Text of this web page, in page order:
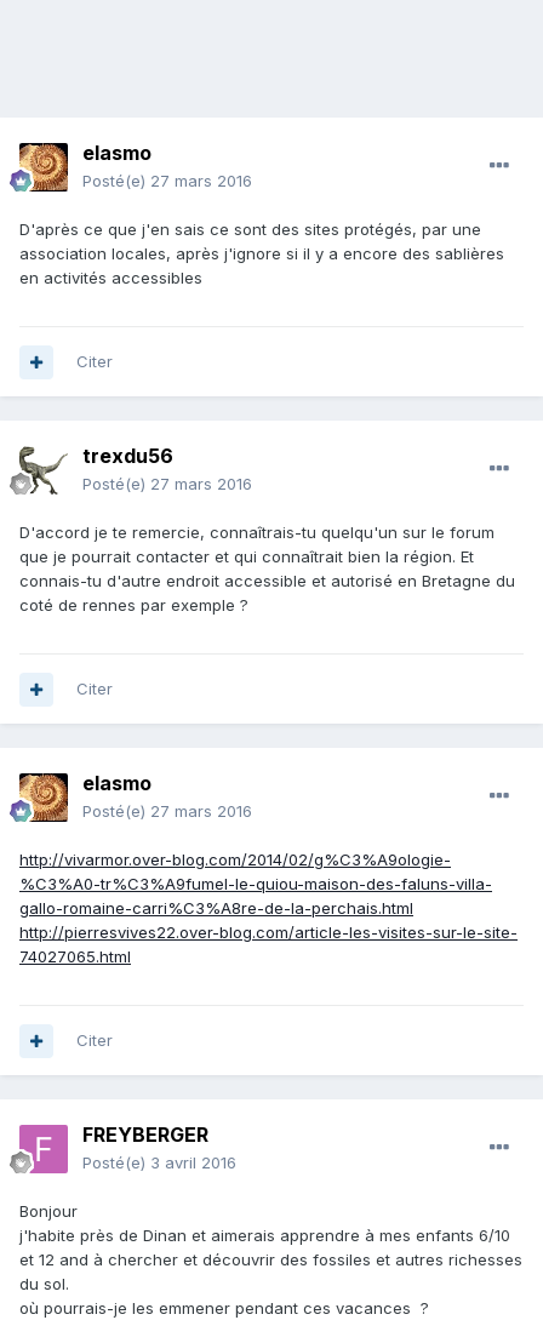
elasmo
Posté(e) 27 mars 2016
D'après ce que j'en sais ce sont des sites protégés, par une
association locales, après j'ignore si il y a encore des sablières
en activités accessibles
Citer
trexdu56
Posté(e) 27 mars 2016
D'accord je te remercie, connaîtrais-tu quelqu'un sur le forum
que je pourrait contacter et qui connaîtrait bien la région. Et
connais-tu d'autre endroit accessible et autorisé en Bretagne du
coté de rennes par exemple ?
Citer
elasmo
Posté(e) 27 mars 2016
http://vivarmor.over-blog.com/2014/02/g%C3%A9ologie-
%C3%A0-tr%C3%A9fumel-le-quiou-maison-des-faluns-villa-
gallo-romaine-carri%C3%A8re-de-la-perchais.html
http://pierresvives22.over-blog.com/article-les-visites-sur-le-site-
74027065.html
Citer
FREYBERGER
Posté(e) 3 avril 2016
Bonjour
j'habite près de Dinan et aimerais apprendre à mes enfants 6/10
et 12 and à chercher et découvrir des fossiles et autres richesses
du sol.
où pourrais-je les emmener pendant ces vacances ?